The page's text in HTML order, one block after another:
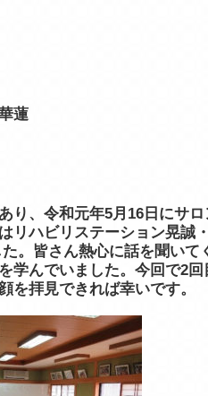
蓮
り、令和元年5月16日にサ
リハビリステーション晃誠
。皆さん熱心に話を聞いて
学んでいました。今回で2回
を拝見できれば幸いです。